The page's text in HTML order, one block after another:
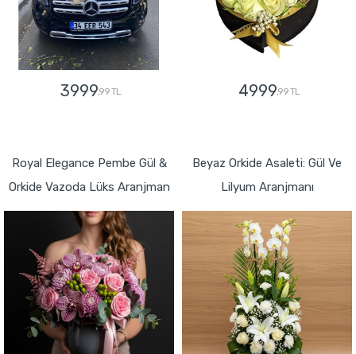
3999,99 TL 4999,99 TL
Royal Elegance Pembe Gül &
Orkide Vazoda Lüks Aranjman
Beyaz Orkide Asaleti: Gül Ve
Lilyum Aranjmanı